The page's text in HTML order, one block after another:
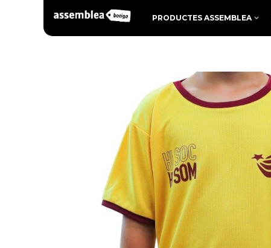
PRODUCTES ASSEMBLEA